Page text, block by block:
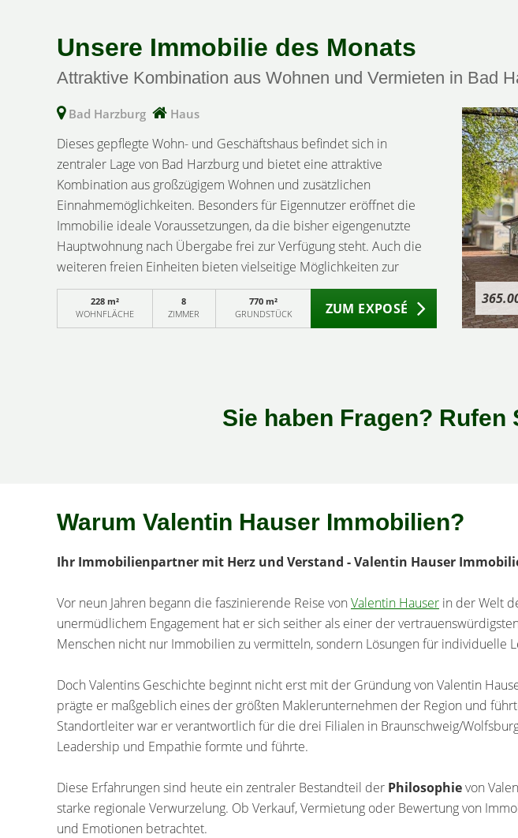
Unsere Immobilie des Monats
Attraktive Kombination aus Wohnen und Vermieten in Bad
Bad Harzburg Haus
Dieses gepflegte Wohn- und Geschäftshaus befindet sich in
zentraler Lage von Bad Harzburg und bietet eine attraktive
Kombination aus großzügigem Wohnen und zusätzlichen
Einnahmemöglichkeiten. Besonders für Eigennutzer eröffnet die
Immobilie ideale Voraussetzungen, da die bisher eigengenutzte
Hauptwohnung nach Übergabe frei zur Verfügung steht. Auch die
weiteren freien Einheiten bieten vielseitige Möglichkeiten zur
individuellen Nutzung oder Vermietung.Die Immobilie umfasst zwei
Gewerbeeinheiten sowie zwei Wohneinheiten und überzeugt durch
ihre flexible Nutzbarkeit. Die vermietete Gewerbefläche im
EUR monatlich.Auch die Erdgeschosswohnung ist derzeit nicht
vermietet und eignet sich hervorragend zur zusätzlichen
den Modernisierungsmaßnahmen ausgenommen. Eine mögliche
Kaltmiete von ca. 500 EUR monatlich erscheint realistisch.Die
großzügige Hauptwohnung erstreckt sich über das Ober- und
Dachgeschoss und bietet viel Platz für individuelles Wohnen. Helle
Räume und ein großzügiger Wohnbereich schaffen eine angenehme
Wohnatmosphäre mit vielfältigen
Nutzungsmöglichkeiten.Abgerundet wird das Angebot durch einen
Balkon, eine Terrasse, einen Teilkeller sowie zwei PKW-Stellplätze.
Die zentrale Lage innerhalb von Bad Harzburg ermöglicht kurze
Wege zu Einkaufsmöglichkeiten und Einrichtungen des täglichen
Bedarfs.Die Kombination aus Eigennutzung und zusätzlichen
Mieteinnahmen macht diese Immobilie zu einer interessanten
Gelegenheit mit vielseitigem Potenzial.
228 m²
WOHNFLÄCHE
8
ZIMMER
770 m²
GRUNDSTÜCK
ZUM EXPOSÉ
Sie haben Fragen? Rufen
Warum Valentin Hauser Immobilien?
Ihr Immobilienpartner mit Herz und Verstand - Valentin Hauser
Vor neun Jahren begann die faszinierende Reise von Valentin Hauser in der Welt
unermüdlichem Engagement hat er sich seither als einer der
Menschen nicht nur Immobilien zu vermitteln, sondern Lösungen für individuelle
Doch Valentins Geschichte beginnt nicht erst mit der Gründung von Valentin
prägte er maßgeblich eines der größten Maklerunternehmen der Region und
Standortleiter war er verantwortlich für die drei Filialen in Braunschweig/
Leadership und Empathie formte und führte.
Diese Erfahrungen sind heute ein zentraler Bestandteil der Philosophievon
starke regionale Verwurzelung. Ob Verkauf, Vermietung oder Bewertung von
und Emotionen betrachtet.